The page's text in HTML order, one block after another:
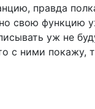
правда
свою функцию
уж не
с ними покажу,